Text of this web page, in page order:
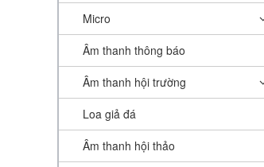
Micro
Âm thanh thông báo
Âm thanh hội trường
Loa giả đá
Âm thanh hội thảo